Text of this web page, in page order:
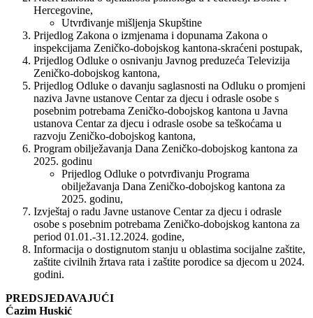
Hercegovine,
Utvrđivanje mišljenja Skupštine
Prijedlog Zakona o izmjenama i dopunama Zakona o
inspekcijama Zeničko-dobojskog kantona-skraćeni postupak,
Prijedlog Odluke o osnivanju Javnog preduzeća Televizija
Zeničko-dobojskog kantona,
Prijedlog Odluke o davanju saglasnosti na Odluku o promjeni
naziva Javne ustanove Centar za djecu i odrasle osobe s
posebnim potrebama Zeničko-dobojskog kantona u Javna
ustanova Centar za djecu i odrasle osobe sa teškoćama u
razvoju Zeničko-dobojskog kantona,
Program obilježavanja Dana Zeničko-dobojskog kantona za
2025. godinu
Prijedlog Odluke o potvrđivanju Programa
obilježavanja Dana Zeničko-dobojskog kantona za
2025. godinu,
Izvještaj o radu Javne ustanove Centar za djecu i odrasle
osobe s posebnim potrebama Zeničko-dobojskog kantona za
period 01.01.-31.12.2024. godine,
Informacija o dostignutom stanju u oblastima socijalne zaštite,
zaštite civilnih žrtava rata i zaštite porodice sa djecom u 2024.
godini.
PREDSJEDAVAJUĆI
Ćazim Huskić